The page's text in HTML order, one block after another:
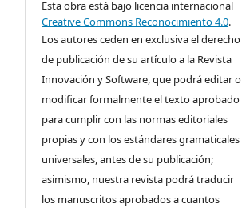
Esta obra está bajo licencia internacional
Creative Commons Reconocimiento 4.0.
Los autores ceden en exclusiva el derecho
de publicación de su artículo a la Revista
Innovación y Software, que podrá editar o
modificar formalmente el texto aprobado
para cumplir con las normas editoriales
propias y con los estándares gramaticales
universales, antes de su publicación;
asimismo, nuestra revista podrá traducir
los manuscritos aprobados a cuantos